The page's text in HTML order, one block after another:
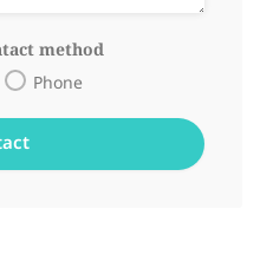
method
Phone